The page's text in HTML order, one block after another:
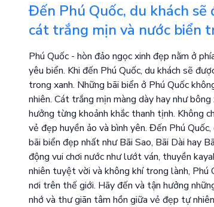
Đến Phú Quốc, du khách
cát trắng mịn và nước biển
Phú Quốc - hòn đảo ngọc xinh đẹp nằm ở
yêu biển. Khi đến Phú Quốc, du khách sẽ
trong xanh. Những bãi biển ở Phú Quốc
nhiên. Cát trắng mịn màng dày hay như
hưởng từng khoảnh khắc thanh tịnh. Không
vẻ đẹp huyền ảo và bình yên. Đến Phú
bãi biển đẹp nhất như Bãi Sao, Bãi Dài hay
động vui chơi nước như lướt ván, thuyền
nhiên tuyệt vời và không khí trong lành,
nơi trên thế giới. Hãy đến và tận hưởng
nhớ và thư giãn tâm hồn giữa vẻ đẹp tự